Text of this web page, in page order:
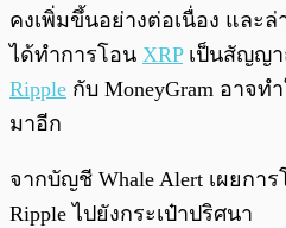
คงเพิ่มขึ้นอย่างต่อเนื่อง และ
ได้ทำการโอน XRPเป็นสัญญา
Ripple กับ MoneyGram อาจ
มาอีก
จากบัญชี Whale Alert เผยกา
Ripple ไปยังกระเป๋าปริศนา